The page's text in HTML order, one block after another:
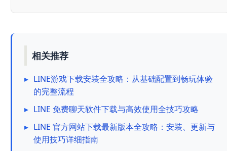
相关推荐
▸ LINE游戏下载安装全攻略：从基础配置到畅玩体验
的完整流程
▸ LINE 免费聊天软件下载与高效使用全技巧攻略
▸ LINE 官方网站下载最新版本全攻略：安装、更新与
使用技巧详细指南